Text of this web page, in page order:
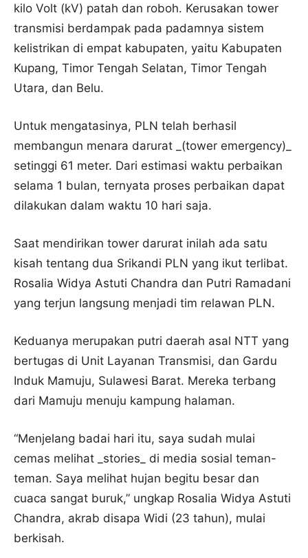
kilo Volt (kV) patah dan roboh. Kerusakan tower
transmisi berdampak pada padamnya sistem
kelistrikan di empat kabupaten, yaitu Kabupaten
Kupang, Timor Tengah Selatan, Timor Tengah
Utara, dan Belu.
Untuk mengatasinya, PLN telah berhasil
membangun menara darurat _(tower emergency)_
setinggi 61 meter. Dari estimasi waktu perbaikan
selama 1 bulan, ternyata proses perbaikan dapat
dilakukan dalam waktu 10 hari saja.
Saat mendirikan tower darurat inilah ada satu
kisah tentang dua Srikandi PLN yang ikut terlibat.
Rosalia Widya Astuti Chandra dan Putri Ramadani
yang terjun langsung menjadi tim relawan PLN.
Keduanya merupakan putri daerah asal NTT yang
bertugas di Unit Layanan Transmisi, dan Gardu
Induk Mamuju, Sulawesi Barat. Mereka terbang
dari Mamuju menuju kampung halaman.
“Menjelang badai hari itu, saya sudah mulai
cemas melihat _stories_ di media sosial teman-
teman. Saya melihat hujan begitu besar dan
cuaca sangat buruk,” ungkap Rosalia Widya Astuti
Chandra, akrab disapa Widi (23 tahun), mulai
berkisah.